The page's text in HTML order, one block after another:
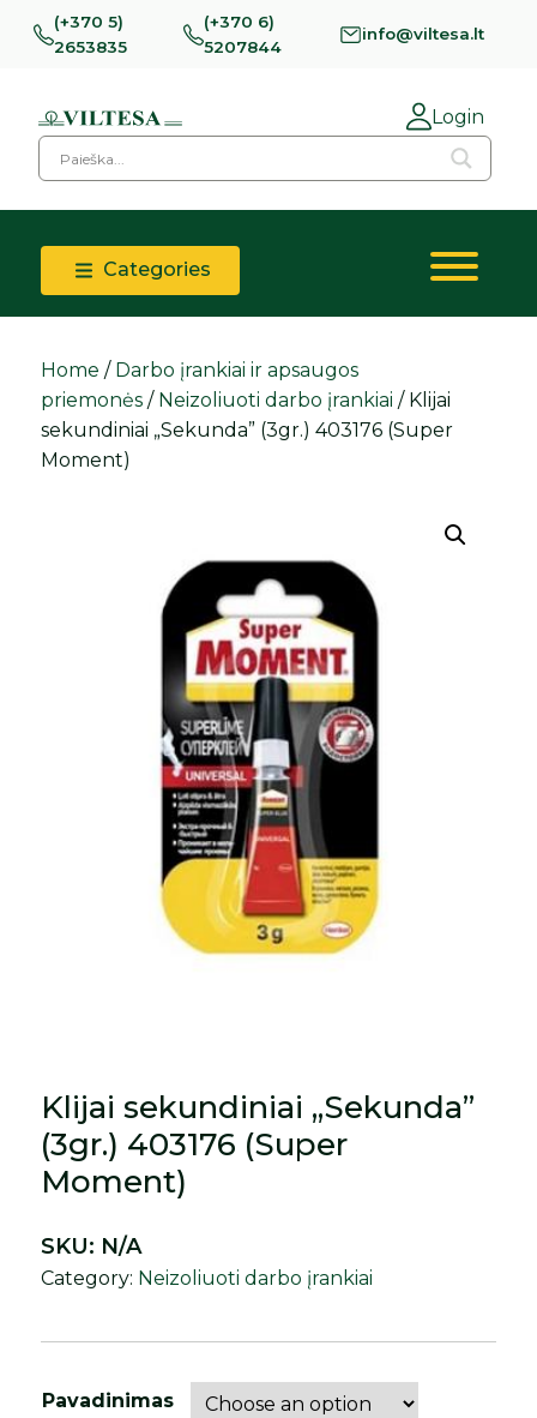
(+370 5)
2653835
(+370 6)
5207844
info@viltesa.lt
Login
Categories
Home / Darbo įrankiai ir apsaugos
priemonės / Neizoliuoti darbo įrankiai / Klijai
sekundiniai „Sekunda” (3gr.) 403176 (Super
Moment)
Klijai sekundiniai „Sekunda”
(3gr.) 403176 (Super
Moment)
Pavadinimas
SKU: N/A
Category: Neizoliuoti darbo įrankiai